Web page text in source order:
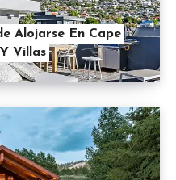
Alojarse En Cape
Villas